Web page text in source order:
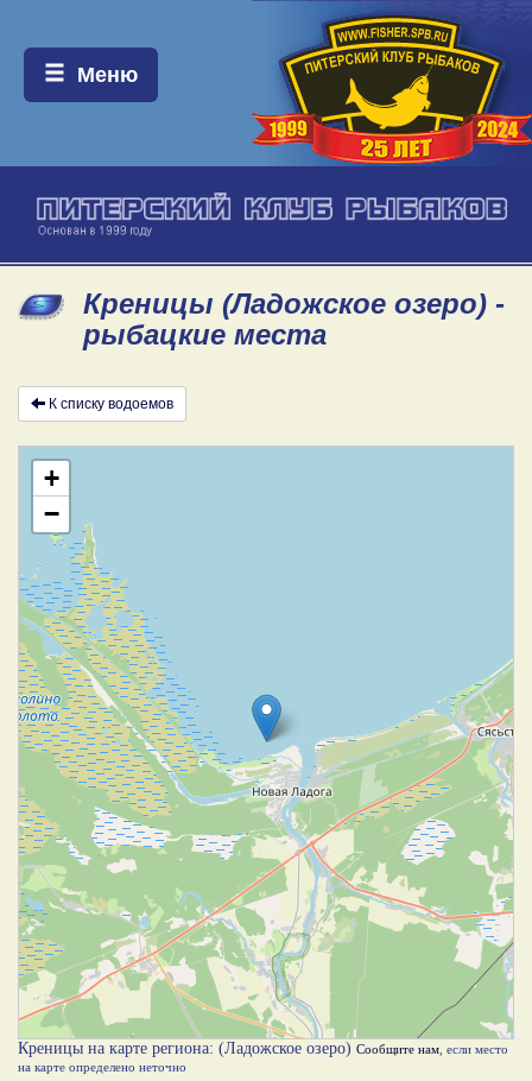
Меню:
Меню
Креницы (Ладожское озеро) -
рыбацкие места
К списку водоемов
+
−
Креницы на карте региона: (Ладожское озеро) Сообщите нам , если место
на карте определено неточно